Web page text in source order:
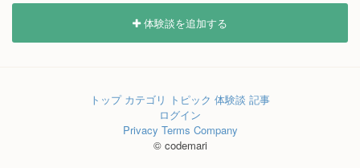
体験談を追加する
トップ カテゴリ トピック 体験談 記事
ログイン
Privacy Terms Company
© codemari